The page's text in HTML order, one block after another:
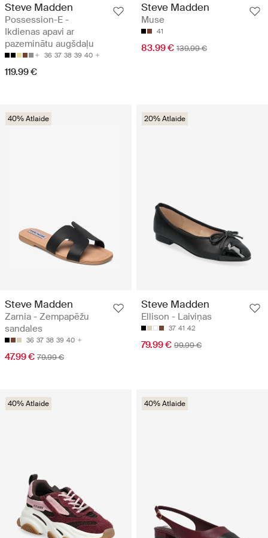
Steve Madden
Possession-E -
Ikdienas apavi ar
pazeminātu augšdaļu
36 37 38 39 40
119.99 €
Steve Madden
Muse
41
83.99 € 139.99 €
40% Atlaide
Steve Madden
Zarnia - Zempapēžu
sandales
36 37 38 39 40
47.99 € 79.99 €
20% Atlaide
Steve Madden
Ellison - Laiviņas
37 41 42
79.99 € 99.99 €
40% Atlaide 40% Atlaide